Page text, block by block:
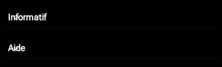
Informatif
keyboard_arrow_down
Aide
keyboard_arrow_down